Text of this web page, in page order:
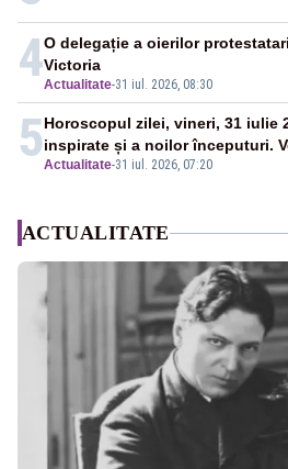
4Actualitate-31 iul. 2026, 08:30
O delegație a oierilor
Victoria
5Actualitate-31 iul. 2026, 07:20
Horoscopul zilei, vineri, 31 iulie
inspirate și a noilor începuturi.
ACTUALITATE